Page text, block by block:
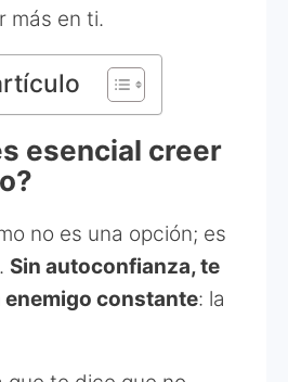
más en ti.
esencial creer
no es una opción; es
Sin autoconfianza, te
constante: la